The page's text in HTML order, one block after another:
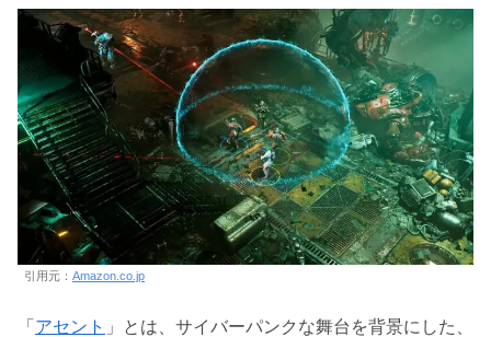
引用元： Amazon.co.jp
「 アセント 」とは、サイバーパンクな舞台を背景にした、